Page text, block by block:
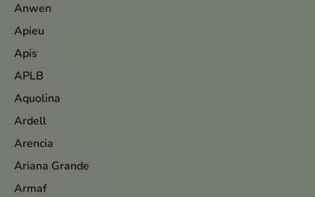
Anwen
Apieu
Apis
APLB
Aquolina
Ardell
Arencia
Ariana Grande
Armaf